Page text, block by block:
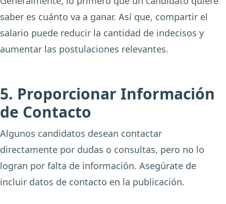
saber es cuánto va a ganar. Así que, compartir el
salario puede reducir la cantidad de indecisos y
aumentar las postulaciones relevantes.
5. Proporcionar Información
de Contacto
Algunos candidatos desean contactar
directamente por dudas o consultas, pero no lo
logran por falta de información. Asegúrate de
incluir datos de contacto en la publicación.